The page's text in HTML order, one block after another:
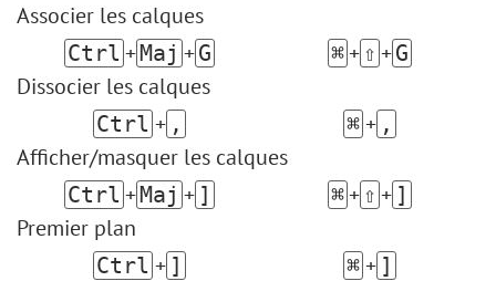
Associer les calques
Ctrl +Maj +G ⌘+ ⇧ +G
Dissocier les calques
Ctrl + , ⌘ + ,
Afficher/masquer les calques
Ctrl +Maj + ] ⌘+ ⇧ + ]
Premier plan
Ctrl + ] ⌘ + ]